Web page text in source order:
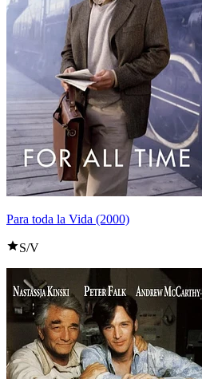
Para toda la Vida (2000)
S/V